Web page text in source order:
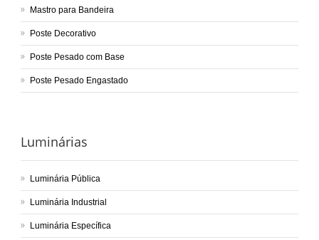
Mastro para Bandeira
Poste Decorativo
Poste Pesado com Base
Poste Pesado Engastado
Luminárias
Luminária Pública
Luminária Industrial
Luminária Específica